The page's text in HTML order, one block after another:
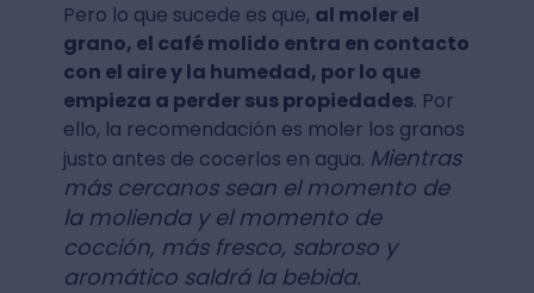
Pero lo que sucede es que, al moler el
grano, el café molido entra en contacto
con el aire y la humedad, por lo que
empieza a perder sus propiedades. Por
ello, la recomendación es moler los granos
justo antes de cocerlos en agua. Mientras
más cercanos sean el momento de
la molienda y el momento de
cocción, más fresco, sabroso y
aromático saldrá la bebida.